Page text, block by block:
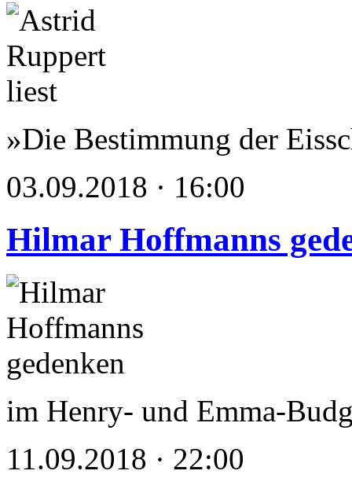
»Die Bestimmung der
03.09.2018 · 16:00
Hilmar Hoffmanns
im Henry- und Emma-
11.09.2018 · 22:00